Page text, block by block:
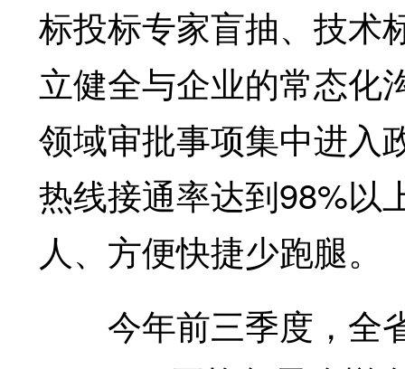
标投标专家盲抽、技术
立健全与企业的常态化
领域审批事项集中进入
热线接通率达到98%以
人、方便快捷少跑腿。
今年前三季度，全